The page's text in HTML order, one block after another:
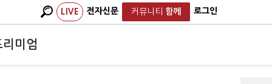
LIVE 전자신문 커뮤니티 함께 로그인
리미엄